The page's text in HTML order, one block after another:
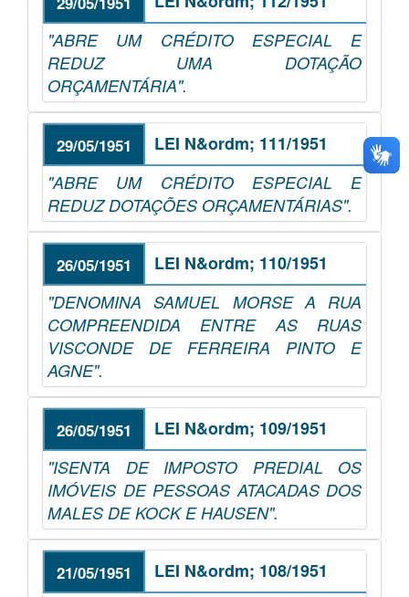
"ABRE UM CRÉDITO ESPECIAL E
REDUZ UMA DOTAÇÃO
ORÇAMENTÁRIA".
29/05/1951 LEI N&ordm; 111/1951
"ABRE UM CRÉDITO ESPECIAL E
REDUZ DOTAÇÕES ORÇAMENTÁRIAS".
26/05/1951 LEI N&ordm; 110/1951
"DENOMINA SAMUEL MORSE A RUA
COMPREENDIDA ENTRE AS RUAS
VISCONDE DE FERREIRA PINTO E
AGNE".
26/05/1951 LEI N&ordm; 109/1951
"ISENTA DE IMPOSTO PREDIAL OS
IMÓVEIS DE PESSOAS ATACADAS DOS
MALES DE KOCK E HAUSEN".
21/05/1951 LEI N&ordm; 108/1951